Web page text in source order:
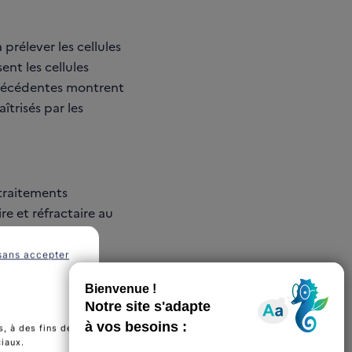
les cellules
les cellules
montrent
par les
et réfractaire au
à des fins de
accepter